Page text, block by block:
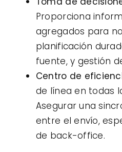
Proporciona
agregados para
planificación
fuente, y gestión
Centro de
de línea en todas
Asegurar una
entre el envío,
de back-office.